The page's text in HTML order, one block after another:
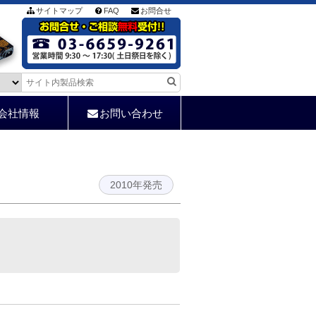
サイトマップ FAQ お問合せ
社情報 お問い合わせ
2010年発売